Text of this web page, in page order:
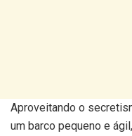
Aproveitando o
um barco pequeno e